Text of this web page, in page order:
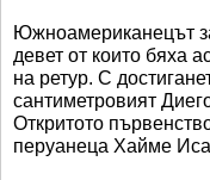
Южноамериканецът
девет от които бяха
на ретур. С
сантиметровият
Откритото
перуанеца Хайме